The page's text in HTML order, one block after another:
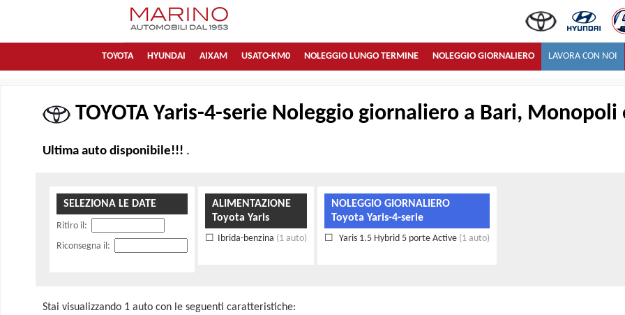
TOYOTA HYUNDAI AIXAM USATO-KM0 NOLEGGIO LUNGO TERMINE NOLEGGIO GIORNALIERO LAVORA CON NOI
TOYOTA Yaris-4-serie Noleggio giornaliero a Bari, Monopoli
Ultima auto disponibile!!! .
SELEZIONA LE DATE
Ritiro il:
Riconsegna il:
ALIMENTAZIONE
Toyota Yaris
Ibrida-benzina (1 auto)
NOLEGGIO GIORNALIERO
Toyota Yaris-4-serie
Yaris 1.5 Hybrid 5 porte Active (1 auto)
Stai visualizzando 1 auto con le seguenti caratteristiche: